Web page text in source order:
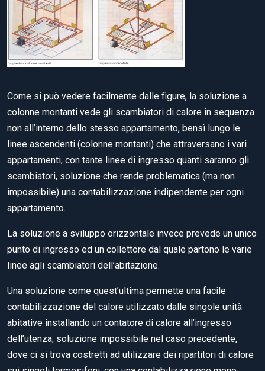
Come si può vedere facilmente dalle figure, la soluzione a
colonne montanti vede gli scambiatori di calore in sequenza
non all’interno dello stesso appartamento, bensì lungo le
linee ascendenti (colonne montanti) che attraversano i vari
appartamenti, con tante linee di ingresso quanti saranno gli
scambiatori, soluzione che rende problematica (ma non
impossibile) una contabilizzazione indipendente per ogni
appartamento.
La soluzione a sviluppo orizzontale invece prevede un unico
punto di ingresso ed un collettore dal quale partono le varie
linee agli scambiatori dell’abitazione.
Una soluzione come quest’ultima permette una facile
contabilizzazione del calore utilizzato dalle singole unità
abitative installando un contatore di calore all’ingresso
dell’utenza, soluzione impossibile nel caso precedente,
dove ci si trova costretti ad utilizzare dei ripartitori di calore